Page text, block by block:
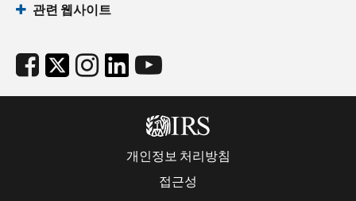
관련 웹사이트
개인정보 처리방침
접근성